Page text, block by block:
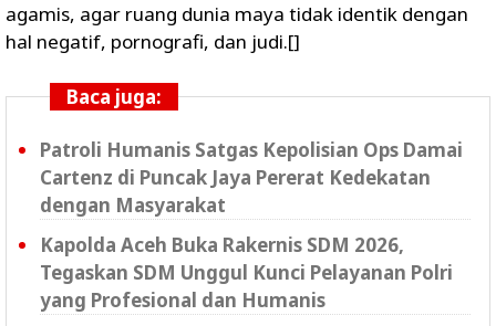
agamis, agar ruang dunia maya tidak identik dengan
hal negatif, pornografi, dan judi.[]
Baca juga:
Patroli Humanis Satgas Kepolisian Ops Damai
Cartenz di Puncak Jaya Pererat Kedekatan
dengan Masyarakat
Kapolda Aceh Buka Rakernis SDM 2026,
Tegaskan SDM Unggul Kunci Pelayanan Polri
yang Profesional dan Humanis